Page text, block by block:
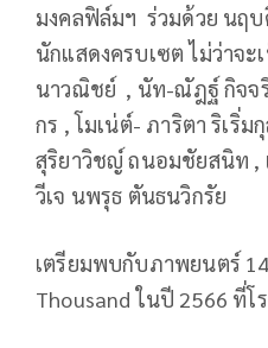
มงคลฟิล์มฯ ร่วมด้วย นฤบ
นักแสดงครบเซต ไม่ว่าจ
นาวณิชย์ , นัท-ณัฎฐ์ กิจจ
กร , โมเน่ต์- ภาริตา ริเริ่
สุริยาวิชญ์ ถนอมชัยสนิท ,
วีเจ นพรุธ ตันธนวิกรัย
เตรียมพบกับภาพยนตร์ 14
Thousand ในปี 2566 ที่โ